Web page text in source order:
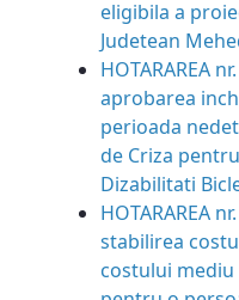
eligibila a
Judetean
HOTARAREA
aprobarea
perioada
de Criza
Dizabilitati
HOTARAREA
stabilirea
costului